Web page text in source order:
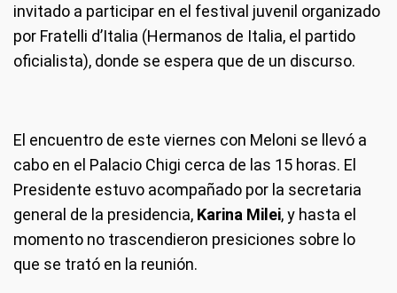
invitado a participar en el festival juvenil organizado
por Fratelli d’Italia (Hermanos de Italia, el partido
oficialista), donde se espera que de un discurso.
El encuentro de este viernes con Meloni se llevó a
cabo en el Palacio Chigi cerca de las 15 horas. El
Presidente estuvo acompañado por la secretaria
general de la presidencia, Karina Milei, y hasta el
momento no trascendieron presiciones sobre lo
que se trató en la reunión.